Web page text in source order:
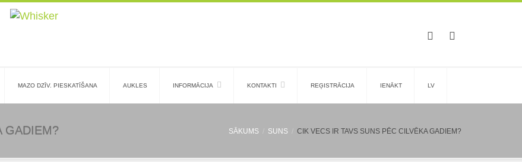
MAZO DZĪV. PIESKATĪŠANA AUKLES INFORMĀCIJA KONTAKTI REĢISTRĀCIJA IENĀKT LV
GADIEM? SĀKUMS SUNS CIK VECS IR TAVS SUNS PĒC CILVĒKA GADIEM?